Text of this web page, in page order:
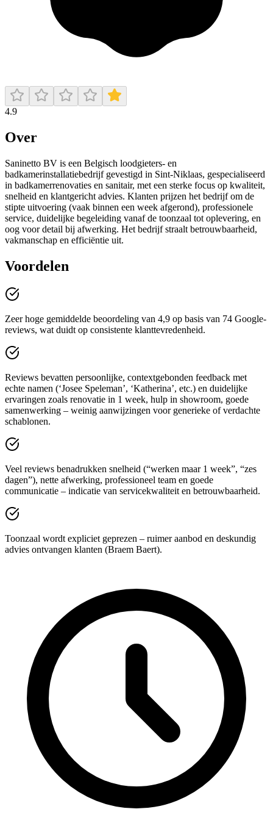
4.9
Over
Saninetto BV is een Belgisch loodgieters- en
badkamerinstallatiebedrijf gevestigd in Sint‑Niklaas, gespecialiseerd
in badkamerrenovaties en sanitair, met een sterke focus op kwaliteit,
snelheid en klantgericht advies. Klanten prijzen het bedrijf om de
stipte uitvoering (vaak binnen een week afgerond), professionele
service, duidelijke begeleiding vanaf de toonzaal tot oplevering, en
oog voor detail bij afwerking. Het bedrijf straalt betrouwbaarheid,
vakmanschap en efficiëntie uit.
Voordelen
Zeer hoge gemiddelde beoordeling van 4,9 op basis van 74 Google-
reviews, wat duidt op consistente klanttevredenheid.
Reviews bevatten persoonlijke, contextgebonden feedback met
echte namen (‘Josee Speleman’, ‘Katherina’, etc.) en duidelijke
ervaringen zoals renovatie in 1 week, hulp in showroom, goede
samenwerking – weinig aanwijzingen voor generieke of verdachte
schablonen.
Veel reviews benadrukken snelheid (“werken maar 1 week”, “zes
dagen”), nette afwerking, professioneel team en goede
communicatie – indicatie van servicekwaliteit en betrouwbaarheid.
Toonzaal wordt expliciet geprezen – ruimer aanbod en deskundig
advies ontvangen klanten (Braem Baert).